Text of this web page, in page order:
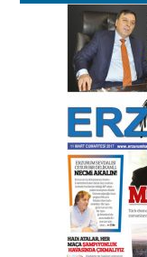
Murat
çıtayı
17 Şubat 2026 SalıOrhan
Bir
elinde?
31 Mart
A.
BİR
28
Ahmet